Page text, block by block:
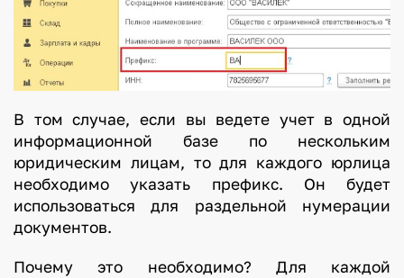
В том случае, если вы ведете учет в одной
информационной базе по нескольким
юридическим лицам, то для каждого юрлица
необходимо указать префикс. Он будет
использоваться для раздельной нумерации
документов.
Почему это необходимо? Для каждой